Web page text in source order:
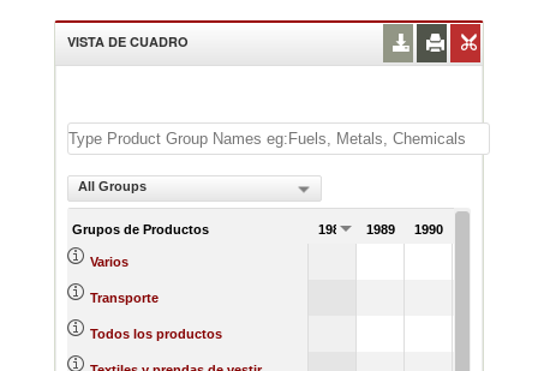
VISTA DE CUADRO
All Groups
Grupos de Productos 1988 1989 1990
Varios
Transporte
Todos los productos